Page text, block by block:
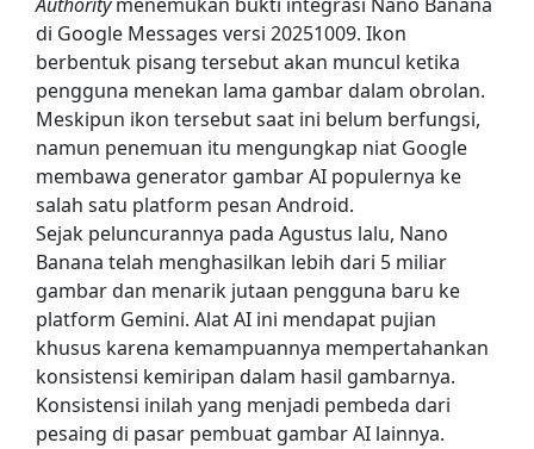
di Google Messages versi 20251009. Ikon
berbentuk pisang tersebut akan muncul ketika
pengguna menekan lama gambar dalam obrolan.
Meskipun ikon tersebut saat ini belum berfungsi,
namun penemuan itu mengungkap niat Google
membawa generator gambar AI populernya ke
salah satu platform pesan Android.
Sejak peluncurannya pada Agustus lalu, Nano
Banana telah menghasilkan lebih dari 5 miliar
gambar dan menarik jutaan pengguna baru ke
platform Gemini. Alat AI ini mendapat pujian
khusus karena kemampuannya mempertahankan
konsistensi kemiripan dalam hasil gambarnya.
Konsistensi inilah yang menjadi pembeda dari
pesaing di pasar pembuat gambar AI lainnya.